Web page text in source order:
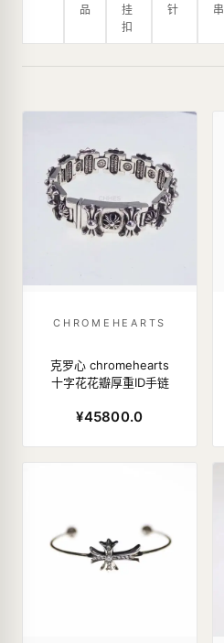
品
挂
扣
针
串
CHROMEHEARTS
克罗心 chromehearts
十字花花瓣厚重ID手链
¥45800.0